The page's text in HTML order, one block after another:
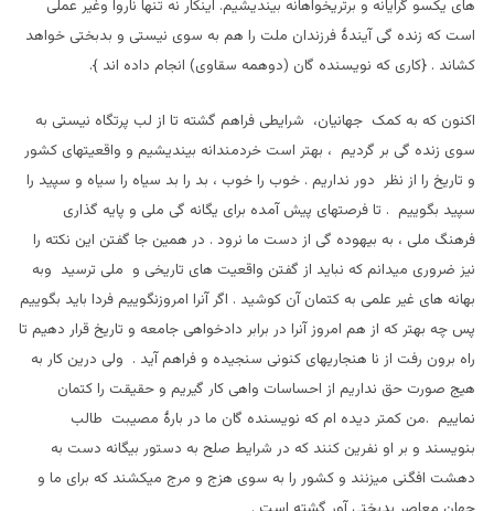
های یکسو گرایانه و برتریخواهانه بیندیشیم. اینکار نه تنها ناروا وغیر عملی
است که زنده گی آیندۀ فرزندان ملت را هم به سوی نیستی و بدبختی خواهد
کشاند . {کاری که نویسنده گان (دوهمه سقاوی) انجام داده اند }.
اکنون که به کمک جهانیان، شرایطی فراهم گشته تا از لب پرتگاه نیستی به
سوی زنده گی بر گردیم ، بهتر است خردمندانه بیندیشیم و واقعیتهای کشور
و تاریخ را از نظر دور نداریم . خوب را خوب ، بد را بد سیاه را سیاه و سپید را
سپید بگوییم . تا فرصتهای پیش آمده برای یگانه گی ملی و پایه گذاری
فرهنگ ملی ، به بیهوده گی از دست ما نرود . در همین جا گفتن این نکته را
نیز ضروری میدانم که نباید از گفتن واقعیت های تاریخی و ملی ترسید وبه
بهانه های غیر علمی به کتمان آن کوشید . اگر آنرا امروزنگوییم فردا باید بگوییم
پس چه بهتر که از هم امروز آنرا در برابر دادخواهی جامعه و تاریخ قرار دهیم تا
راه برون رفت از نا هنجاریهای کنونی سنجیده و فراهم آید . ولی درین کار به
هیج صورت حق نداریم از احساسات واهی کار گیریم و حقیقت را کتمان
نماییم .من کمتر دیده ام که نویسنده گان ما در بارۀ مصیبت طالب
بنویسند و بر او نفرین کنند که در شرایط صلح به دستور بیگانه دست به
دهشت افگنی میزنند و کشور را به سوی هزج و مرج میکشند که برای ما و